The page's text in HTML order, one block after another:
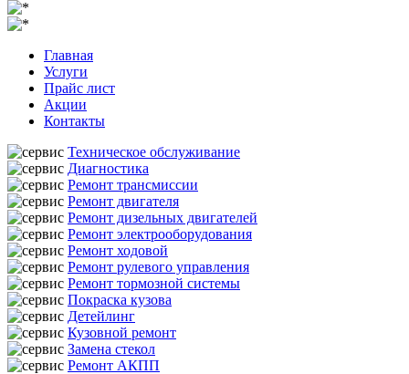
Главная
Услуги
Прайс лист
Акции
Контакты
Техническое обслуживание
Диагностика
Ремонт трансмиссии
Ремонт двигателя
Ремонт дизельных двигателей
Ремонт электрооборудования
Ремонт ходовой
Ремонт рулевого управления
Ремонт тормозной системы
Покраска кузова
Детейлинг
Кузовной ремонт
Замена стекол
Ремонт АКПП